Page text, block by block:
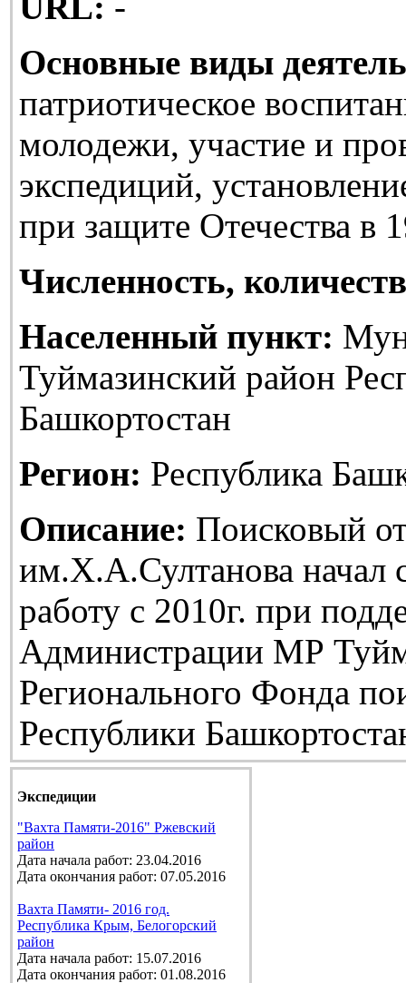
Основные виды
патриотическое
молодежи, участие и
экспедиций,
при защите Отечества в
Численность,
Населенный пункт:
Туймазинский район
Башкортостан
Регион: Республика
Описание: Поисковый
им.Х.А.Султанова начал
работу с 2010г. при
Администрации МР
Регионального Фонда
Республики
Экспедиции
"Вахта Памяти-2016" Ржевский
район
Дата начала работ: 23.04.2016
Дата окончания работ: 07.05.2016
Вахта Памяти- 2016 год.
Республика Крым, Белогорский
район
Дата начала работ: 15.07.2016
Дата окончания работ: 01.08.2016